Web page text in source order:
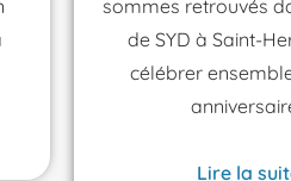
sommes retrouvés
de SYD à Saint-
célébrer
Lire la